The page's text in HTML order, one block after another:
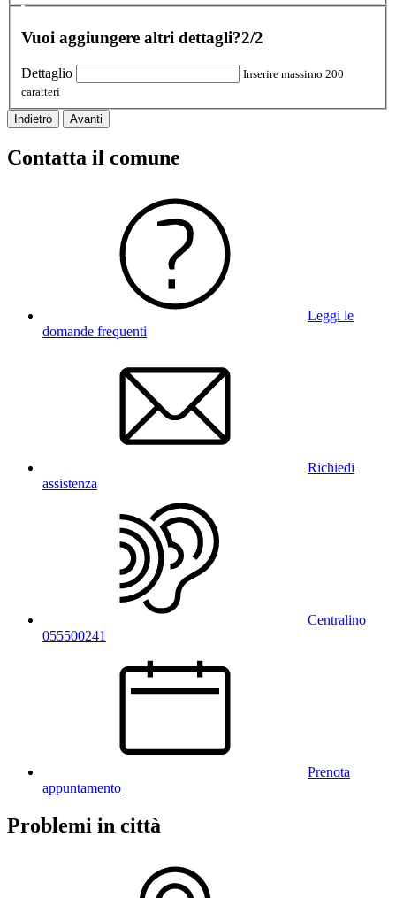
Vuoi aggiungere altri dettagli?2/2
Dettaglio
Inserire massimo 200
caratteri
Indietro Avanti
Contatta il comune
Leggi le
domande frequenti
Richiedi
assistenza
Centralino
055500241
Prenota
appuntamento
Problemi in città